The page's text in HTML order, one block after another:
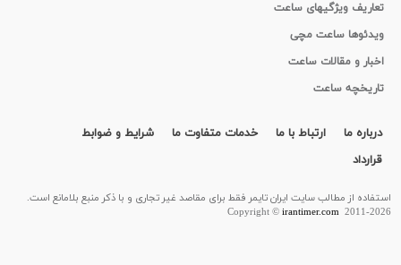
تعاریف ویژگیهای ساعت
ویدئوها ساعت مچی
اخبار و مقالات ساعت
تاریخچه ساعت
درباره ما ارتباط با ما خدمات متفاوت ما
شرایط و ضوابط
قرارداد
استفاده از مطالب سايت ایران تایمر فقط برای مقاصد غیر تجاری و با ذکر منبع بلامانع است.
Copyright ©irantimer.com2011-2026